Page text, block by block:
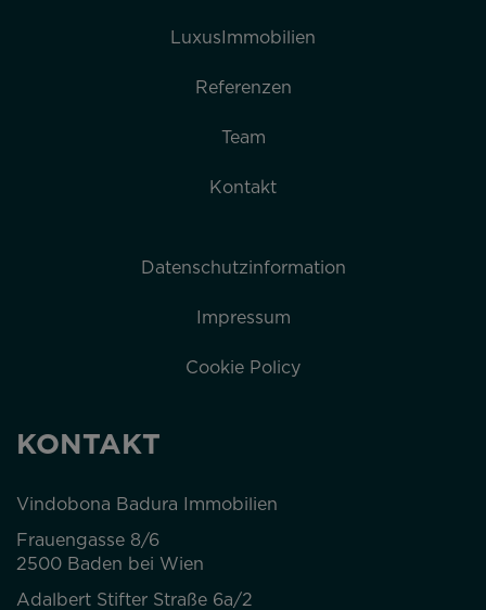
LuxusImmobilien
Referenzen
Team
Kontakt
Datenschutzinformation
Impressum
Cookie Policy
KONTAKT
Vindobona Badura Immobilien
Frauengasse 8/6
2500 Baden bei Wien
Adalbert Stifter Straße 6a/2